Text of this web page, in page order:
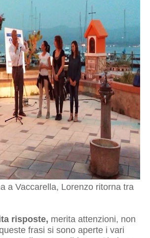
a Vaccarella, Lorenzo ritorna tra
risposte, merita attenzioni, non
frasi si sono aperte i vari